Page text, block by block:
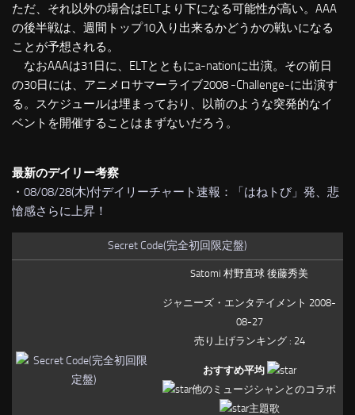
ただ、それ以外の場合はELTより下になる可能性が高い。AAA
の後半戦は、週間トップ10入り出来るかどうかの戦いになる
ことが予想される。
なおAAAは31日に、ELTとともにa-nationに出演。その前日
の30日には、アニメロサマーライブ2008 -Challenge-に出演す
る。スケジュールは埋まっており、以前のような突発的なイ
ベントを開催することはまずないだろう。
最新のデイリー考察
・ 08/08/28(木)付デイリーチャート速報：「はねトび」発、悲
愴感さらに上昇！
Secret Code(完全初回限定盤)
Satomi 村野直球 後藤秀美
ジャニーズ・エンタテイメント 2008-
08-27
売り上げランキング : 24
おすすめ平均
他のミュージシャンとのコラボ
主題歌